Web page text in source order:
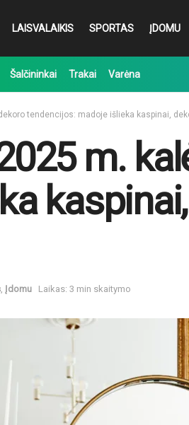
LAISVALAIKIS SPORTAS ĮDOMU
Šalčininkai Trakai Varėna
tendencijos: madoje išlieka kaspinai,
m.
, Įdomu Laikas: 3 min skaitymo